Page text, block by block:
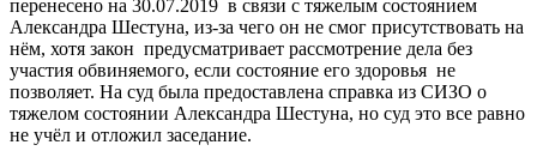
перенесено на 30.07.2019 в связи с тяжелым состоянием
Александра Шестуна, из-за чего он не смог присутствовать на
нём, хотя закон предусматривает рассмотрение дела без
участия обвиняемого, если состояние его здоровья не
позволяет. На суд была предоставлена справка из СИЗО о
тяжелом состоянии Александра Шестуна, но суд это все равно
не учёл и отложил заседание.